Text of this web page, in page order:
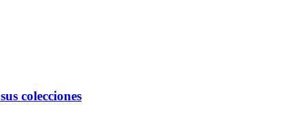
colecciones